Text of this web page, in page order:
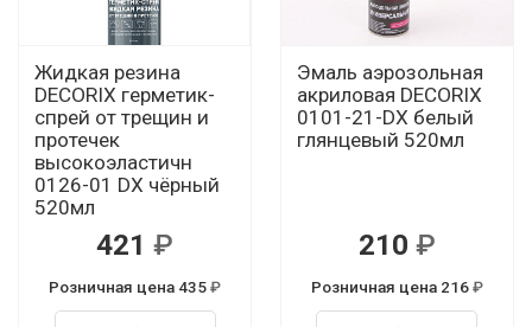
Жидкая резина
DECORIX герметик-
спрей от трещин и
протечек
высокоэластичн
0126-01 DX чёрный
520мл
421
Розничная цена 435
Эмаль аэрозольная
акриловая DECORIX
0101-21-DX белый
глянцевый 520мл
210
Розничная цена 216